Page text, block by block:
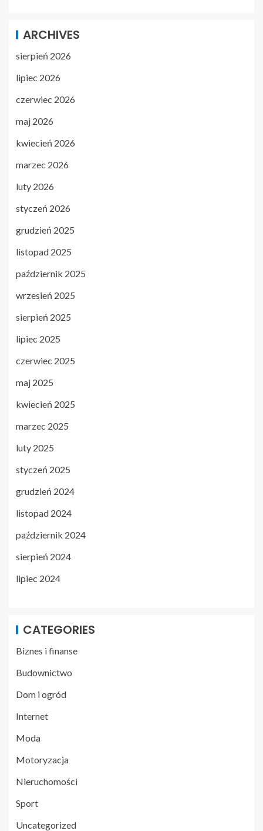
ARCHIVES
sierpień 2026
lipiec 2026
czerwiec 2026
maj 2026
kwiecień 2026
marzec 2026
luty 2026
styczeń 2026
grudzień 2025
listopad 2025
październik 2025
wrzesień 2025
sierpień 2025
lipiec 2025
czerwiec 2025
maj 2025
kwiecień 2025
marzec 2025
luty 2025
styczeń 2025
grudzień 2024
listopad 2024
październik 2024
sierpień 2024
lipiec 2024
CATEGORIES
Biznes i finanse
Budownictwo
Dom i ogród
Internet
Moda
Motoryzacja
Nieruchomości
Sport
Uncategorized